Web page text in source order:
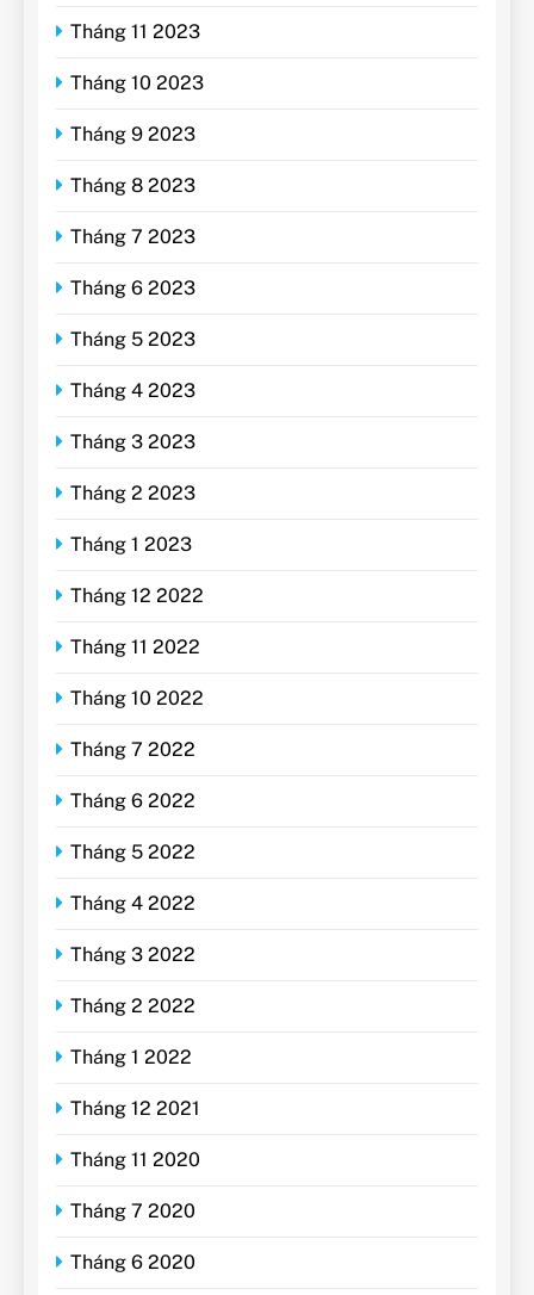
Tháng 11 2023
Tháng 10 2023
Tháng 9 2023
Tháng 8 2023
Tháng 7 2023
Tháng 6 2023
Tháng 5 2023
Tháng 4 2023
Tháng 3 2023
Tháng 2 2023
Tháng 1 2023
Tháng 12 2022
Tháng 11 2022
Tháng 10 2022
Tháng 7 2022
Tháng 6 2022
Tháng 5 2022
Tháng 4 2022
Tháng 3 2022
Tháng 2 2022
Tháng 1 2022
Tháng 12 2021
Tháng 11 2020
Tháng 7 2020
Tháng 6 2020